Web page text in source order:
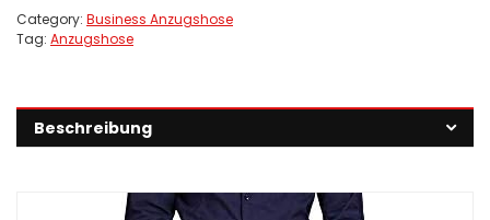
Category: Business Anzugshose
Tag: Anzugshose
Beschreibung